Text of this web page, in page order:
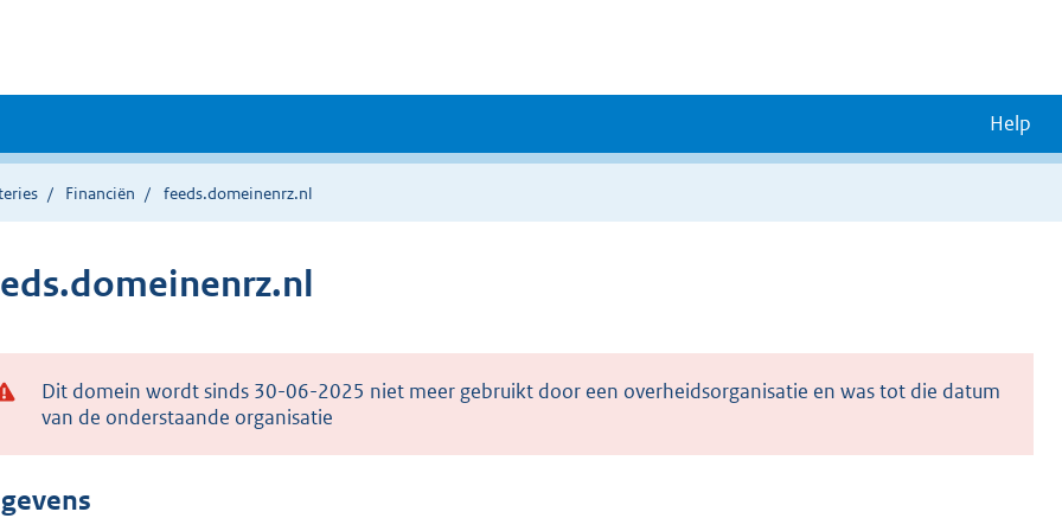
Help
Financiën feeds.domeinenrz.nl
Dit domein wordt sinds 30-06-2025 niet meer gebruikt door een overheidsorganisatie en was tot die datum
van de onderstaande organisatie